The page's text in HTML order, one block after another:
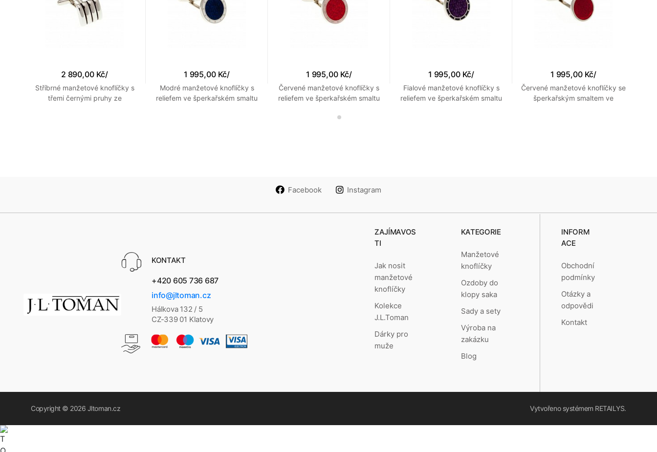
2 890,00 Kč/
Stříbrné manžetové knoflíčky s
třemi černými pruhy ze
1 995,00 Kč/
Modré manžetové knoflíčky s
reliefem ve šperkařském smaltu
1 995,00 Kč/
Červené manžetové knoflíčky s
reliefem ve šperkařském smaltu
1 995,00 Kč/
Fialové manžetové knoflíčky s
reliefem ve šperkařském smaltu
1 995,00 Kč/
Červené manžetové knoflíčky se
šperkařským smaltem ve
Facebook Instagram
KONTAKT
+420 605 736 687
info@jltoman.cz
Hálkova 132 / 5
CZ-339 01 Klatovy
ZAJÍMAVOS
TI
Jak nosit
manžetové
knoflíčky
Kolekce
J.L.Toman
Dárky pro
muže
KATEGORIE
Manžetové
knoflíčky
Ozdoby do
klopy saka
Sady a sety
Výroba na
zakázku
Blog
INFORM
ACE
Obchodní
podmínky
Otázky a
odpovědi
Kontakt
Copyright © 2026 Jltoman.cz Vytvořeno systémem RETAILYS.